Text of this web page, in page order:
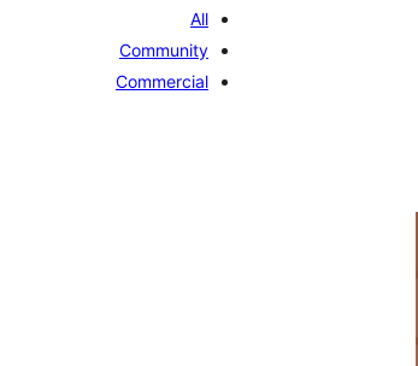
All
Community
Commercial